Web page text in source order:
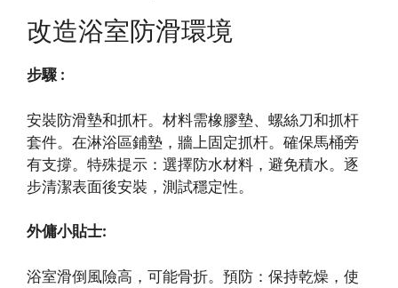
改造浴室防滑環境
步驟 :
安裝防滑墊和抓杆。材料需橡膠墊、螺絲刀和抓杆
套件。在淋浴區鋪墊，牆上固定抓杆。確保馬桶旁
有支撐。特殊提示：選擇防水材料，避免積水。逐
步清潔表面後安裝，測試穩定性。
外傭小貼士:
浴室滑倒風險高，可能骨折。預防：保持乾燥，使